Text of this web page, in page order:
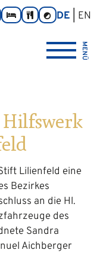
ZimmerTaverneKontrast
umschalten
DE
EN
MENÜ
Lilienfeld eine
Bezirkes
an die Hl.
des
Sandra
Aichberger